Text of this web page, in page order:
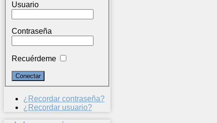
Usuario
Contraseña
Recuérdeme
¿Recordar contraseña?
¿Recordar usuario?